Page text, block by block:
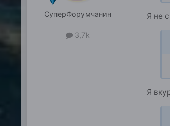
СуперФорумчанин
3,7k
Я не
Я